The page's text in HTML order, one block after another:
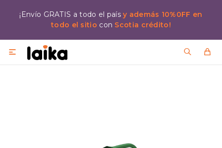
¡Envío GRATIS a todo el paísy además 10%0FF en
todo el sitio con Scotia crédito!
